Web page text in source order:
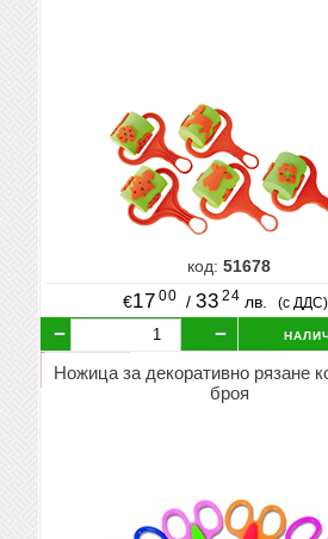
код:51678
€17 00 /33 24 лв. (с ДДС)
Ножица за декоративно рязане
броя